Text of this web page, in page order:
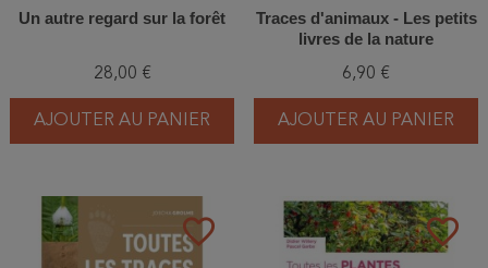
Un autre regard sur la forêt
28,00 €
AJOUTER AU PANIER
Traces d'animaux - Les petits
livres de la nature
6,90 €
AJOUTER AU PANIER
favorite_border favorite_border